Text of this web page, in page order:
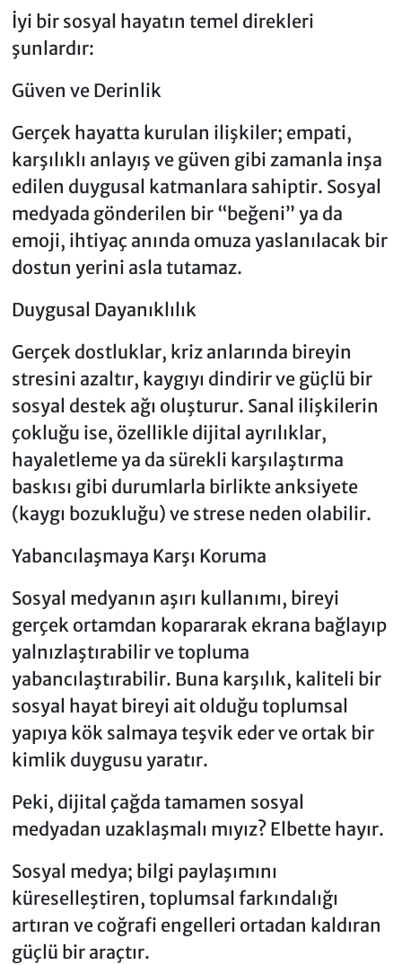
İyi bir sosyal hayatın temel direkleri
şunlardır:
Güven ve Derinlik
Gerçek hayatta kurulan ilişkiler; empati,
karşılıklı anlayış ve güven gibi zamanla inşa
edilen duygusal katmanlara sahiptir. Sosyal
medyada gönderilen bir “beğeni” ya da
emoji, ihtiyaç anında omuza yaslanılacak bir
dostun yerini asla tutamaz.
Duygusal Dayanıklılık
Gerçek dostluklar, kriz anlarında bireyin
stresini azaltır, kaygıyı dindirir ve güçlü bir
sosyal destek ağı oluşturur. Sanal ilişkilerin
çokluğu ise, özellikle dijital ayrılıklar,
hayaletleme ya da sürekli karşılaştırma
baskısı gibi durumlarla birlikte anksiyete
(kaygı bozukluğu) ve strese neden olabilir.
Yabancılaşmaya Karşı Koruma
Sosyal medyanın aşırı kullanımı, bireyi
gerçek ortamdan kopararak ekrana bağlayıp
yalnızlaştırabilir ve topluma
yabancılaştırabilir. Buna karşılık, kaliteli bir
sosyal hayat bireyi ait olduğu toplumsal
yapıya kök salmaya teşvik eder ve ortak bir
kimlik duygusu yaratır.
Peki, dijital çağda tamamen sosyal
medyadan uzaklaşmalı mıyız? Elbette hayır.
Sosyal medya; bilgi paylaşımını
küreselleştiren, toplumsal farkındalığı
artıran ve coğrafi engelleri ortadan kaldıran
güçlü bir araçtır.